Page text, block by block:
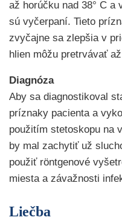
až horúčku nad 38° C
sú vyčerpaní. Tieto
zvyčajne sa zlepšia v
hlien môžu pretrvávať
Diagnóza
Aby sa diagnostikoval
príznaky pacienta a
použitím stetoskopu na
by mal zachytiť už
použiť röntgenové
miesta a závažnosti
Liečba